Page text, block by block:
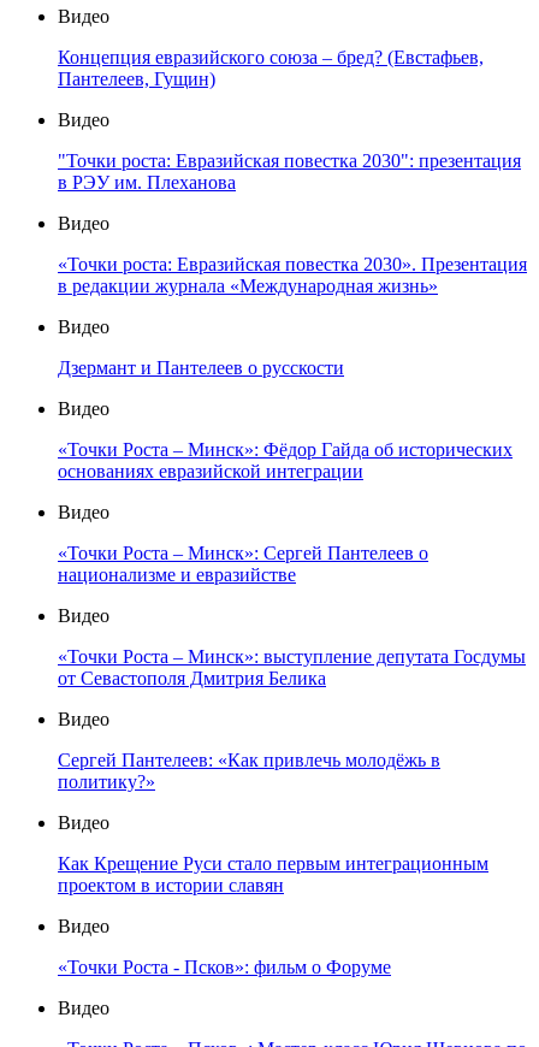
Видео
Концепция евразийского союза – бред? (Евстафьев,
Пантелеев, Гущин)
Видео
"Точки роста: Евразийская повестка 2030": презентация
в РЭУ им. Плеханова
Видео
«Точки роста: Евразийская повестка 2030». Презентация
в редакции журнала «Международная жизнь»
Видео
Дзермант и Пантелеев о русскости
Видео
«Точки Роста – Минск»: Фёдор Гайда об исторических
основаниях евразийской интеграции
Видео
«Точки Роста – Минск»: Сергей Пантелеев о
национализме и евразийстве
Видео
«Точки Роста – Минск»: выступление депутата Госдумы
от Севастополя Дмитрия Белика
Видео
Сергей Пантелеев: «Как привлечь молодёжь в
политику?»
Видео
Как Крещение Руси стало первым интеграционным
проектом в истории славян
Видео
«Точки Роста - Псков»: фильм о Форуме
Видео